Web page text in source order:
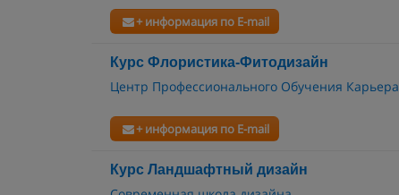
+ информация по E-mail
Курс Флористика-Фитодизайн
Центр Профессионального Обучения Карьера
+ информация по E-mail
Курс Ландшафтный дизайн